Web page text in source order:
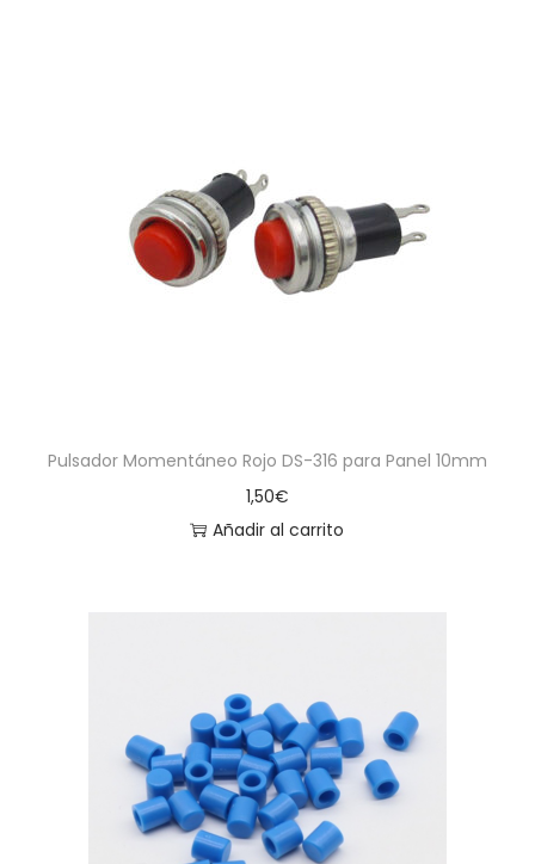
Pulsador Momentáneo Rojo DS-316 para Panel 10mm
1,50€
Añadir al carrito